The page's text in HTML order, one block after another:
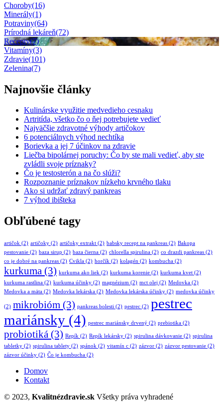
Choroby(16)
Minerály(1)
Potraviny(64)
Prírodná lekáreň(72)
Recepty(7)
Vitamíny(3)
Zdravie(101)
Zelenina(7)
Najnovšie články
Kulinárske využitie medvedieho cesnaku
Artritída, všetko čo o ňej potrebujete vedieť
Najväčšie zdravotné výhody artičokov
6 potenciálnych výhod nechtíka
Borievka a jej 7 účinkov na zdravie
Liečba bipolárnej poruchy: Čo by ste mali vedieť, aby ste
zvládli svoje príznaky?
Čo je testosterón a na čo slúži?
Rozpoznanie príznakov nízkeho krvného tlaku
Ako si udržať zdravý pankreas
7 výhod ibišteka
Obľúbené tagy
artičok (2) artičoky (2) artičoky extrakt (2) babsky recept na pankreas (2) Bakopa
pestovanie (2) baza sirup (2) baza čierna (2) chlorella spirulina (2) co drazdi pankreas (2)
co je dobré na pankreas (2) Cvikla (2) horčík (2) kolagén (2) kombucha (2)
kurkuma (3) kurkuma ako liek (2) kurkuma korenie (2) kurkuma kvet (2)
kurkuma rastlina (2) kurkuma účinky (2) magnézium (2) mct olej (2) Medovka (2)
Medovka a mäta (2) Medovka lekárska (2) Medovka lekárska účinky (2) medovka účinky
(2) mikrobióm (3) pankreas bolesti (2) pestrec (2) pestrec
mariánsky (4) pestrec mariánsky drvený (2) prebiotika (2)
probiotiká (3) Repík (2) Repík lekársky (2) spirulina dávkovanie (2) spirulina
tabletky (2) spirulina tablety (2) spánok (2) vitamín c (2) zázvor (2) zázvor pestovanie (2)
zázvor účinky (2) Čo je kombucha (2)
Domov
Kontakt
© 2023, Kvalitnézdravie.sk Všetky práva vyhradené